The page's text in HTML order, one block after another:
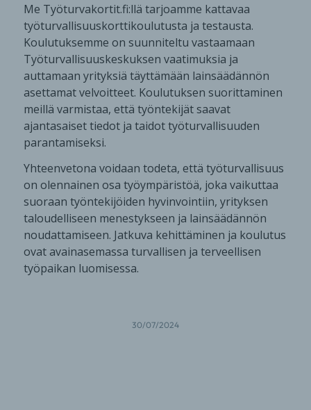
Me Työturvakortit.fi:llä tarjoamme kattavaa
työturvallisuuskorttikoulutusta ja testausta.
Koulutuksemme on suunniteltu vastaamaan
Työturvallisuuskeskuksen vaatimuksia ja
auttamaan yrityksiä täyttämään lainsäädännön
asettamat velvoitteet. Koulutuksen suorittaminen
meillä varmistaa, että työntekijät saavat
ajantasaiset tiedot ja taidot työturvallisuuden
parantamiseksi.
Yhteenvetona voidaan todeta, että työturvallisuus
on olennainen osa työympäristöä, joka vaikuttaa
suoraan työntekijöiden hyvinvointiin, yrityksen
taloudelliseen menestykseen ja lainsäädännön
noudattamiseen. Jatkuva kehittäminen ja koulutus
ovat avainasemassa turvallisen ja terveellisen
työpaikan luomisessa.
30/07/2024